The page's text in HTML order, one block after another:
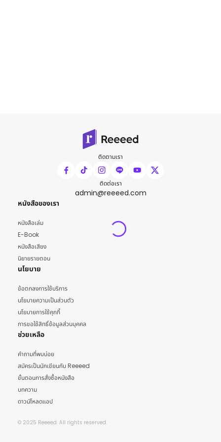
ติดตามเรา
ติดต่อเรา
admin@reeeed.com
หนังสือของเรา
หนังสือเล่ม
E-Book
หนังสือเสียง
นิยายรายตอน
นโยบาย
ข้อตกลงการใช้บริการ
นโยบายความเป็นส่วนตัว
นโยบายการใช้คุกกี้
การขอใช้สิทธิ์ข้อมูลส่วนบุคคล
ช่วยเหลือ
คำถามที่พบบ่อย
สมัครเป็นนักเขียนกับ Reeeed
ขั้นตอนการสั่งซื้อหนังสือ
บทความ
ดาวน์โหลดแอป
© 2025 Reeeed. All rights reserved.